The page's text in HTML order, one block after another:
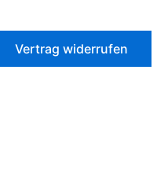
Vertrag widerrufen